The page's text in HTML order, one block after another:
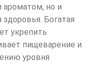
но и
Богатая
укрепить
пищеварение и
уровня